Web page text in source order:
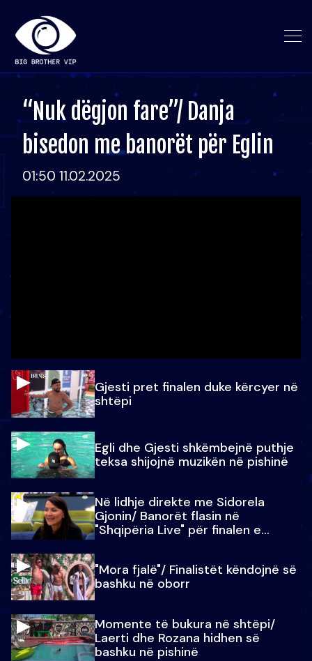
“Nuk dëgjon fare”/ Danja
bisedon me banorët për Eglin
01:50 11.02.2025
Gjesti pret finalen duke kërcyer në
shtëpi
Egli dhe Gjesti shkëmbejnë puthje
teksa shijojnë muzikën në pishinë
Në lidhje direkte me Sidorela
Gjonin/ Banorët flasin në
"Shqipëria Live" për finalen e
"Mora fjalë"/ Finalistët këndojnë së
bashku në oborr
Momente të bukura në shtëpi/
Laerti dhe Rozana hidhen së
bashku në pishinë